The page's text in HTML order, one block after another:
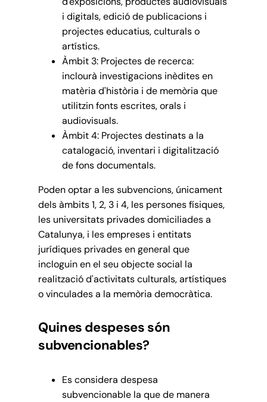
i digitals, edició de publicacions i
projectes educatius, culturals o
artístics.
Àmbit 3: Projectes de recerca:
inclourà investigacions inèdites en
matèria d'història i de memòria que
utilitzin fonts escrites, orals i
audiovisuals.
Àmbit 4: Projectes destinats a la
catalogació, inventari i digitalització
de fons documentals.
Poden optar a les subvencions, únicament
dels àmbits 1, 2, 3 i 4, les persones físiques,
les universitats privades domiciliades a
Catalunya, i les empreses i entitats
jurídiques privades en general que
incloguin en el seu objecte social la
realització d'activitats culturals, artístiques
o vinculades a la memòria democràtica.
Quines despeses són
subvencionables?
Es considera despesa
subvencionable la que de manera